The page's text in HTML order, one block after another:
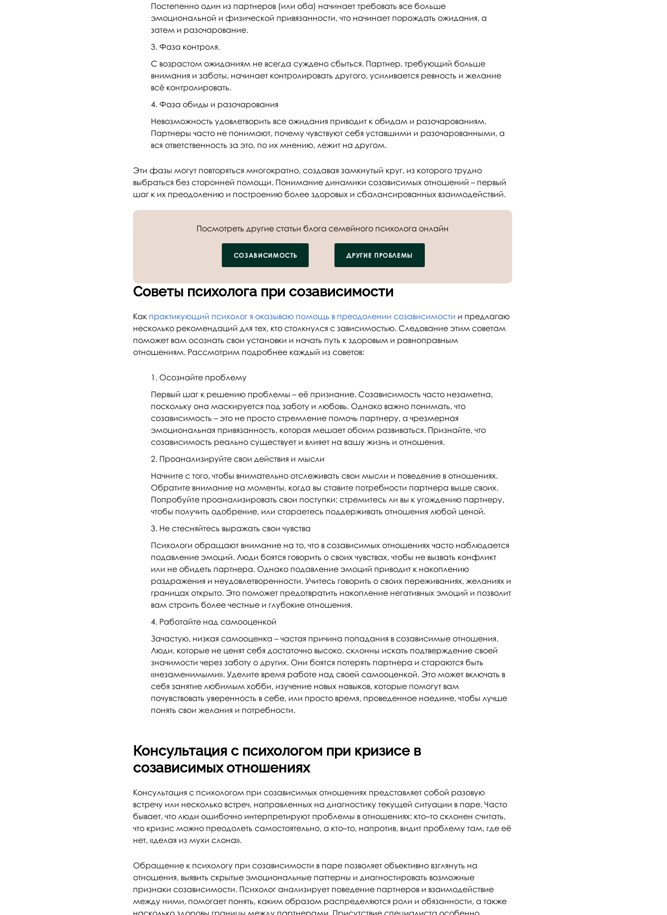
Постепенно один из партнеров (или оба) начинает требовать все больше
эмоциональной и физической привязанности, что начинает порождать ожидания, а
затем и разочарование.
Фаза контроля.
С возрастом ожиданиям не всегда суждено сбыться. Партнер, требующий больше
внимания и заботы, начинает контролировать другого, усиливается ревность и желание
всё контролировать.
Фаза обиды и разочарования
Невозможность удовлетворить все ожидания приводит к обидам и разочарованиям.
Партнеры часто не понимают, почему чувствуют себя уставшими и разочарованными, а
вся ответственность за это, по их мнению, лежит на другом.
Эти фазы могут повторяться многократно, создавая замкнутый круг, из которого трудно
выбраться без сторонней помощи. Понимание динамики созависимых отношений – первый
шаг к их преодолению и построению более здоровых и сбалансированных взаимодействий.
Посмотреть другие статьи блога семейного психолога онлайн
СОЗАВИСИМОСТЬ ДРУГИЕ ПРОБЛЕМЫ
Советы психолога при созависимости
Как практикующий психолог я оказываю помощь в преодолении созависимости и предлагаю
несколько рекомендаций для тех, кто столкнулся с зависимостью. Следование этим советам
поможет вам осознать свои установки и начать путь к здоровым и равноправным
отношениям. Рассмотрим подробнее каждый из советов:
Осознайте проблему
Первый шаг к решению проблемы – её признание. Созависимость часто незаметна,
поскольку она маскируется под заботу и любовь. Однако важно понимать, что
созависимость – это не просто стремление помочь партнеру, а чрезмерная
эмоциональная привязанность, которая мешает обоим развиваться. Признайте, что
созависимость реально существует и влияет на вашу жизнь и отношения.
Проанализируйте свои действия и мысли
Начните с того, чтобы внимательно отслеживать свои мысли и поведение в отношениях.
Обратите внимание на моменты, когда вы ставите потребности партнера выше своих.
Попробуйте проанализировать свои поступки: стремитесь ли вы к угождению партнеру,
чтобы получить одобрение, или стараетесь поддерживать отношения любой ценой.
Не стесняйтесь выражать свои чувства
Психологи обращают внимание на то, что в созависимых отношениях часто наблюдается
подавление эмоций. Люди боятся говорить о своих чувствах, чтобы не вызвать конфликт
или не обидеть партнера. Однако подавление эмоций приводит к накоплению
раздражения и неудовлетворенности. Учитесь говорить о своих переживаниях, желаниях и
границах открыто. Это поможет предотвратить накопление негативных эмоций и позволит
вам строить более честные и глубокие отношения.
Работайте над самооценкой
Зачастую, низкая самооценка – частая причина попадания в созависимые отношения.
Люди, которые не ценят себя достаточно высоко, склонны искать подтверждение своей
значимости через заботу о других. Они боятся потерять партнера и стараются быть
«незаменимыми». Уделите время работе над своей самооценкой. Это может включать в
себя занятие любимым хобби, изучение новых навыков, которые помогут вам
почувствовать уверенность в себе, или просто время, проведенное наедине, чтобы лучше
понять свои желания и потребности.
Консультация с психологом при кризисе в
созависимых отношениях
Консультация с психологом при созависимых отношениях представляет собой разовую
встречу или несколько встреч, направленных на диагностику текущей ситуации в паре. Часто
бывает, что люди ошибочно интерпретируют проблемы в отношениях: кто–то склонен считать,
что кризис можно преодолеть самостоятельно, а кто–то, напротив, видит проблему там, где её
нет, «делая из мухи слона».
Обращение к психологу при созависимости в паре позволяет объективно взглянуть на
отношения, выявить скрытые эмоциональные паттерны и диагностировать возможные
признаки созависимости. Психолог анализирует поведение партнеров и взаимодействие
между ними, помогает понять, каким образом распределяются роли и обязанности, а также